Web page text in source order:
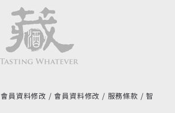
會員資料修改 會員資料修改 服務條款 智